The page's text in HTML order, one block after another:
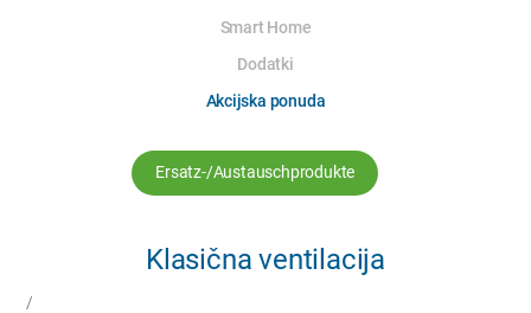
Smart Home
Dodatki
Akcijska ponuda
Ersatz-/Austauschprodukte
Klasična ventilacija
/